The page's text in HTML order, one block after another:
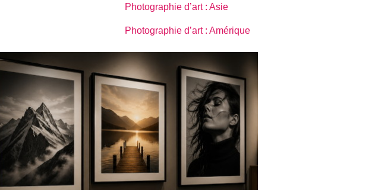
Photographie d’art : Asie
Photographie d’art : Amérique